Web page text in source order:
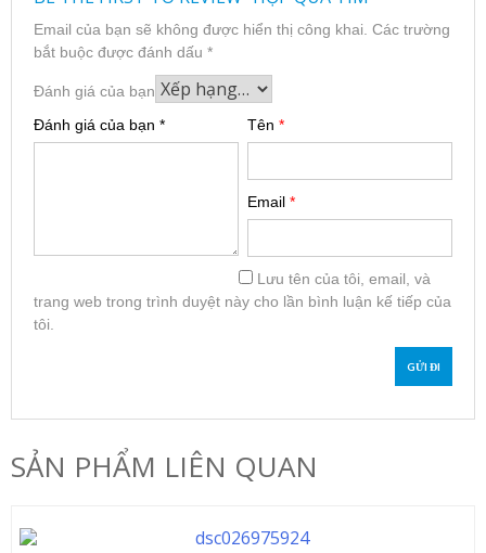
Email của bạn sẽ không được hiển thị công khai. Các trường
bắt buộc được đánh dấu *
Đánh giá của bạn
Đánh giá của bạn * Tên *
Email *
Lưu tên của tôi, email, và
trang web trong trình duyệt này cho lần bình luận kế tiếp của
tôi.
SẢN PHẨM LIÊN QUAN